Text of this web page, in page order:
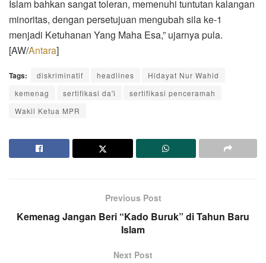
Islam bahkan sangat toleran, memenuhi tuntutan kalangan
minoritas, dengan persetujuan mengubah sila ke-1
menjadi Ketuhanan Yang Maha Esa,” ujarnya pula.
[AW/Antara]
Tags: diskriminatif headlines
Hidayat Nur Wahid
kemenag
sertifikasi da'i
sertifikasi penceramah
Wakil Ketua MPR
Previous Post
Kemenag Jangan Beri “Kado Buruk” di Tahun Baru
Islam
Next Post